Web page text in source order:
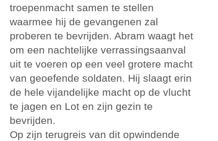
troepenmacht samen te stellen
waarmee hij de gevangenen zal
proberen te bevrijden. Abram waagt het
om een nachtelijke verrassingsaanval
uit te voeren op een veel grotere macht
van geoefende soldaten. Hij slaagt erin
de hele vijandelijke macht op de vlucht
te jagen en Lot en zijn gezin te
bevrijden.
Op zijn terugreis van dit opwindende